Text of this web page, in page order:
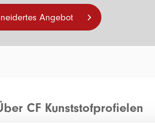
Angebot
CF Kunststofprofielen